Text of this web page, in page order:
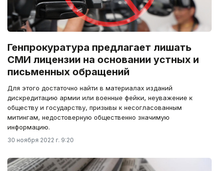
Генпрокуратура предлагает лишать
СМИ лицензии на основании устных и
письменных обращений
Для этого достаточно найти в материалах изданий
дискредитацию армии или военные фейки, неуважение к
обществу и государству, призывы к несогласованным
митингам, недостоверную общественно значимую
информацию.
30 ноября 2022 г. 9:20